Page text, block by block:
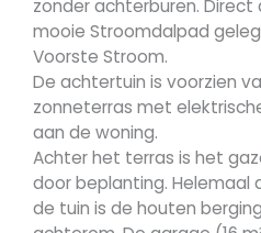
zonder achterburen.
mooie Stroomdalpad
Voorste Stroom.
De achtertuin is voorzien
zonneterras met
aan de woning.
Achter het terras is het
door beplanting. Helemaal
de tuin is de houten